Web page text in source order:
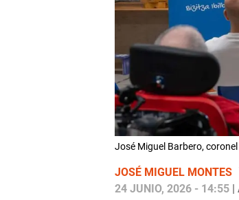
José Miguel Barbero,
JOSÉ MIGUEL MONTES
24 JUNIO, 2026 - 14:55|